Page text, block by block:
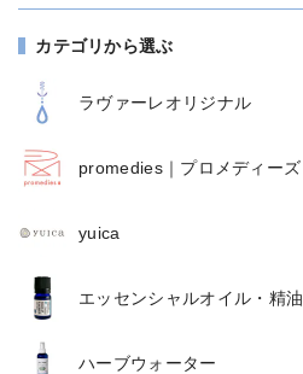
カテゴリから選ぶ
ラヴァーレオリジナル
promedies｜プロメディーズ
yuica
エッセンシャルオイル・精油
ハーブウォーター